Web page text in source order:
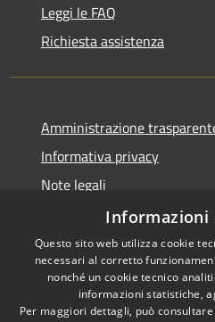
Leggi le FAQ
Richiesta assistenza
Amministrazione
Informativa privacy
Note legali
Dichiarazione di accessibilità
RSS
Informazioni
Questo sito web utilizza cookie
necessari al corretto
nonché un cookie tecnico
informazioni statistiche,
Per maggiori dettagli, può